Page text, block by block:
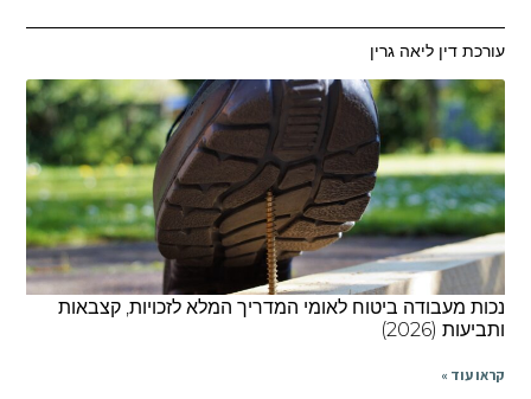
דין ליאה גרין
מעבודה ביטוח לאומי המדריך המלא לזכויות, קצבאות
(2026)
עוד »